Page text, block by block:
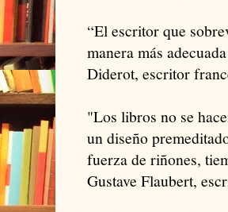
“El escritor que
manera más
Diderot, escritor
"Los libros no se
un diseño
fuerza de riñones,
Gustave Flaubert,